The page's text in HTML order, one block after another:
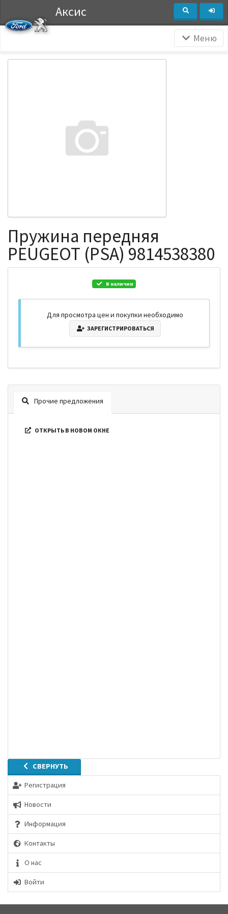
Аксис
Меню
СВЕРНУТЬ
Регистрация
Новости
Информация
Контакты
О нас
Войти
Пружина передняя
PEUGEOT (PSA) 9814538380
В наличии
Для просмотра цен и покупки необходимо
ЗАРЕГИСТРИРОВАТЬСЯ
Прочие предложения
ОТКРЫТЬ В НОВОМ ОКНЕ